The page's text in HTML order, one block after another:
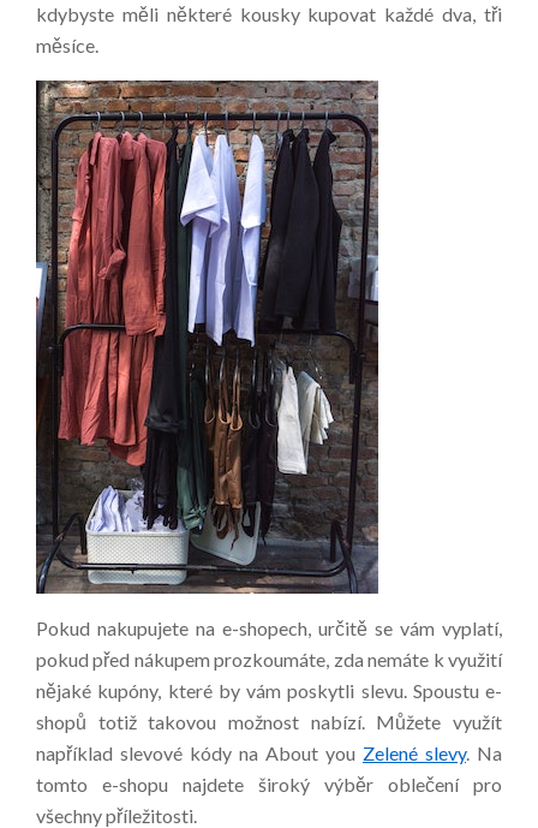
kdybyste měli některé kousky kupovat každé dva, tři
měsíce.
Pokud nakupujete na e-shopech, určitě se vám vyplatí,
pokud před nákupem prozkoumáte, zda nemáte k využití
nějaké kupóny, které by vám poskytli slevu. Spoustu e-
shopů totiž takovou možnost nabízí. Můžete využít
například slevové kódy na About you Zelené slevy. Na
tomto e-shopu najdete široký výběr oblečení pro
všechny příležitosti.